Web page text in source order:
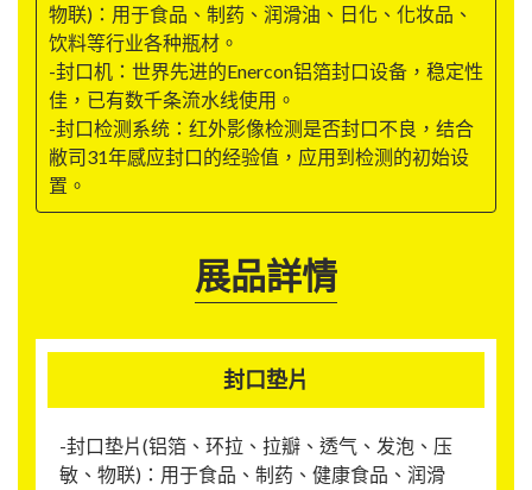
物联)：用于食品、制药、润滑油、日化、化妆品、
饮料等行业各种瓶材。
-封口机：世界先进的Enercon铝箔封口设备，稳定性
佳，已有数千条流水线使用。
-封口检测系统：红外影像检测是否封口不良，结合
敝司31年感应封口的经验值，应用到检测的初始设
置。
展品詳情
封口垫片
-封口垫片(铝箔、环拉、拉瓣、透气、发泡、压
敏、物联)：用于食品、制药、健康食品、润滑